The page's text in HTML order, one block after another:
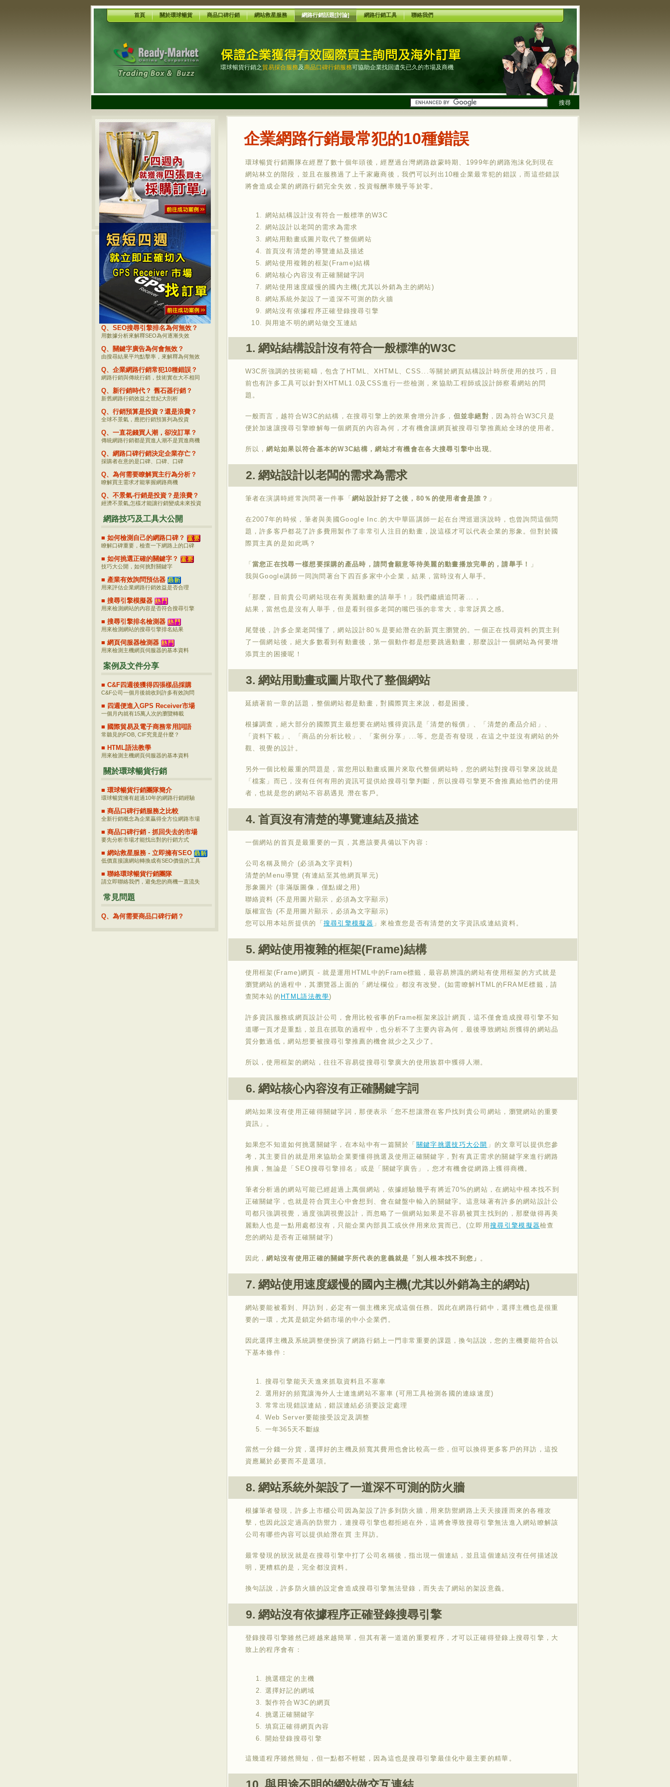
首頁 關於環球暢貨 商品口碑行銷 網站救星服務 網路行銷話題[討論] 網路行銷工具 聯絡我們
環球暢貨行銷之 貿易採合服務及商品口碑行銷服務可協助企業找回遺失已久的市場及商機
搜尋
企業網路行銷最常犯的10種錯誤
環球暢貨行銷團隊在經歷了數十個年頭後，經歷過台灣網路啟蒙時期、1999年的網路泡沫化到現在
網站林立的階段，並且在服務過了上千家廠商後，我們可以列出10種企業最常犯的錯誤，而這些錯誤
將會造成企業的網路行銷完全失效，投資報酬率幾乎等於零。
網站結構設計沒有符合一般標準的W3C
網站設計以老闆的需求為需求
網站用動畫或圖片取代了整個網站
首頁沒有清楚的導覽連結及描述
網站使用複雜的框架(Frame)結構
網站核心內容沒有正確關鍵字詞
網站使用速度緩慢的國內主機(尤其以外銷為主的網站)
網站系統外架設了一道深不可測的防火牆
網站沒有依據程序正確登錄搜尋引擎
與用途不明的網站做交互連結
1. 網站結構設計沒有符合一般標準的W3C
W3C所強調的技術範疇，包含了HTML、XHTML、CSS...等關於網頁結構設計時所使用的技巧，目
前也有許多工具可以針對XHTML1.0及CSS進行一些檢測，來協助工程師或設計師察看網站的問
題。
一般而言，越符合W3C的結構，在搜尋引擎上的效果會增分許多， 但並非絕對 ，因為符合W3C只是
便於加速讓搜尋引擎瞭解每一個網頁的內容為何，才有機會讓網頁被搜尋引擎推薦給全球的使用者。
所以，網站如果以符合基本的W3C結構，網站才有機會在各大搜尋引擎中出現。
2. 網站設計以老闆的需求為需求
筆者在演講時經常詢問著一件事「 網站設計好了之後，80％的使用者會是誰？ 」
在2007年的時候，筆者與美國Google Inc.的大中華區講師一起在台灣巡迴演說時，也曾詢問這個問
題，許多客戶都花了許多費用製作了非常引人注目的動畫，說這樣才可以代表企業的形象。但對於國
際買主真的是如此嗎？
「 當您正在找尋一樣想要採購的產品時，請問會願意等待美麗的動畫播放完畢的，請舉手！
」
我與Google講師一同詢問著台下四百多家中小企業，結果，當時沒有人舉手。
「那麼，目前貴公司網站現在有美麗動畫的請舉手！」我們繼續追問著...，
結果，當然也是沒有人舉手，但是看到很多老闆的嘴巴張的非常大，非常訝異之感。
尾聲後，許多企業老闆懂了，網站設計80％是要給潛在的新買主瀏覽的。一個正在找尋資料的買主到
了一個網站後，絕大多數看到有動畫後，第一個動作都是想要跳過動畫，那麼設計一個網站為何要增
添買主的困擾呢！
3. 網站用動畫或圖片取代了整個網站
延續著前一章的話題，整個網站都是動畫，對國際買主來說，都是困擾。
根據調查，絕大部分的國際買主最想要在網站獲得資訊是「清楚的報價」、「清楚的產品介紹」、
「資料下載」、「商品的分析比較」、「案例分享」...等。您是否有發現，在這之中並沒有網站的外
觀、視覺的設計。
另外一個比較嚴重的問題是，當您用以動畫或圖片來取代整個網站時，您的網站對搜尋引擎來說就是
「檔案」而已，沒有任何有用的資訊可提供給搜尋引擎判斷，所以搜尋引擎更不會推薦給他們的使用
者，也就是您的網站不容易遇見 潛在客戶。
4. 首頁沒有清楚的導覽連結及描述
一個網站的首頁是最重要的一頁，其應該要具備以下內容：
公司名稱及簡介 (必須為文字資料)
清楚的Menu導覽 (有連結至其他網頁單元)
形象圖片 (非滿版圖像，僅點綴之用)
聯絡資料 (不是用圖片顯示，必須為文字顯示)
版權宣告 (不是用圖片顯示，必須為文字顯示)
您可以用本站所提供的「 搜尋引擎模擬器 」來檢查您是否有清楚的文字資訊或連結資料。
5. 網站使用複雜的框架(Frame)結構
使用框架(Frame)網頁 - 就是運用HTML中的Frame標籤，最容易辨識的網站有使用框架的方式就是
瀏覽網站的過程中，其瀏覽器上面的「網址欄位」都沒有改變。(如需瞭解HTML的FRAME標籤，請
查閱本站的 HTML語法教學)
許多資訊服務或網頁設計公司，會用比較省事的Frame框架來設計網頁，這不僅會造成搜尋引擎不知
道哪一頁才是重點，並且在抓取的過程中，也分析不了主要內容為何，最後導致網站所獲得的網站品
質分數過低，網站想要被搜尋引擎推薦的機會就少之又少了。
所以，使用框架的網站，往往不容易從搜尋引擎廣大的使用族群中獲得人潮。
6. 網站核心內容沒有正確關鍵字詞
網站如果沒有使用正確得關鍵字詞，那便表示「您不想讓潛在客戶找到貴公司網站，瀏覽網站的重要
資訊」。
如果您不知道如何挑選關鍵字，在本站中有一篇關於「 關鍵字挑選技巧大公開 」的文章可以提供您參
考，其主要目的就是用來協助企業要懂得挑選及使用正確關鍵字，對有真正需求的關鍵字來進行網路
推廣，無論是「SEO搜尋引擎排名」或是「關鍵字廣告」，您才有機會從網路上獲得商機。
筆者分析過的網站可能已經超過上萬個網站，依據經驗幾乎有將近70%的網站，在網站中根本找不到
正確關鍵字，也就是符合買主心中會想到、會在鍵盤中輸入的關鍵字。這意味著有許多的網站設計公
司都只強調視覺，過度強調視覺設計，而忽略了一個網站如果是不容易被買主找到的，那麼做得再美
麗動人也是一點用處都沒有，只能企業內部員工或伙伴用來欣賞而已。(立即用 搜尋引擎模擬器檢查
您的網站是否有正確關鍵字)
因此，網站沒有使用正確的關鍵字所代表的意義就是「別人根本找不到您」 。
7. 網站使用速度緩慢的國內主機(尤其以外銷為主的網站)
網站要能被看到、拜訪到，必定有一個主機來完成這個任務。因此在網路行銷中，選擇主機也是很重
要的一環，尤其是鎖定外銷市場的中小企業們。
因此選擇主機及系統調整便扮演了網路行銷上一門非常重要的課題，換句話說，您的主機要能符合以
下基本條件：
搜尋引擎能天天進來抓取資料且不塞車
選用好的頻寬讓海外人士連進網站不塞車 (可用工具檢測各國的連線速度)
常常出現錯誤連結，錯誤連結必須要設定處理
Web Server要能接受設定及調整
一年365天不斷線
當然一分錢一分貨，選擇好的主機及頻寬其費用也會比較高一些，但可以換得更多客戶的拜訪，這投
資應屬於必要而不是選項。
8. 網站系統外架設了一道深不可測的防火牆
根據筆者發現，許多上市櫃公司因為架設了許多到防火牆，用來防禦網路上天天接踵而來的各種攻
擊，也因此設定過高的防禦力，連搜尋引擎也都拒絕在外，這將會導致搜尋引擎無法進入網站瞭解該
公司有哪些內容可以提供給潛在買 主拜訪。
最常發現的狀況就是在搜尋引擎中打了公司名稱後，指出現一個連結，並且這個連結沒有任何描述說
明，更糟糕的是，完全都沒資料。
換句話說，許多防火牆的設定會造成搜尋引擎無法登錄，而失去了網站的架設意義。
9. 網站沒有依據程序正確登錄搜尋引擎
登錄搜尋引擎雖然已經越來越簡單，但其有著一道道的重要程序，才可以正確得登錄上搜尋引擎，大
致上的程序會有：
挑選穩定的主機
選擇好記的網域
製作符合W3C的網頁
挑選正確關鍵字
填寫正確得網頁內容
開始登錄搜尋引擎
這幾道程序雖然簡短，但一點都不輕鬆，因為這也是搜尋引擎最佳化中最主要的精華。
熱門網路行銷話題
Q、何評估商品網路行銷的價值？
網路行銷後到底要看哪些數據？
Q、企業網路行銷必須追蹤的事？
重要網路行銷觀念分享，您一定要瞭解
Q、影響SEO的參數究竟有哪些？
參考坊間資料？不如直接看Google公開的
Q、SEO搜尋引擎排名為何無效？
用數據分析來解釋SEO為何逐漸失效
Q、關鍵字廣告為何會無效？
由搜尋結果平均點擊率，來解釋為何無效
Q、企業網路行銷常犯10種錯誤？
網路行銷與傳統行銷，技術實在大不相同
Q、新行銷時代？ 舊石器行銷？
新舊網路行銷效益之世紀大剖析
Q、行銷預算是投資？還是浪費？
全球不景氣，應把行銷預算列為投資
Q、一直花錢買人潮，卻沒訂單？
傳統網路行銷都是買進人潮不是買進商機
Q、網路口碑行銷決定企業存亡？
採購者在意的是口碑、口碑、口碑
Q、為何需要瞭解買主行為分析？
瞭解買主需求才能掌握網路商機
Q、不景氣-行銷是投資？是浪費？
經濟不景氣,怎樣才能讓行銷變成未來投資
網路技巧及工具大公開
■ 如何檢測自己的網路口碑？
瞭解口碑重要，檢查一下網路上的口碑
■ 如何挑選正確的關鍵字？
技巧大公開，如何挑對關鍵字
■ 產業有效詢問預估器
用來評估企業網路行銷效益是否合理
■ 搜尋引擎模擬器
用來檢測網站的內容是否符合搜尋引擎
■ 搜尋引擎排名檢測器
用來檢測網站的搜尋引擎排名結果
■ 網頁伺服器檢測器
用來檢測主機網頁伺服器的基本資料
案例及文件分享
■ C&F四週後獲得四張樣品採購
C&F公司一個月後就收到許多有效詢問
■ 四週便進入GPS Receiver市場
一個月內就有15萬人次的瀏覽轉載
■ 國際貿易及電子商務常用詞語
常聽見的FOB, CIF究竟是什麼？
■ HTML語法教學
用來檢測主機網頁伺服器的基本資料
關於環球暢貨行銷
■ 環球暢貨行銷團隊簡介
環球暢貨擁有超過10年的網路行銷經驗
■ 商品口碑行銷服務之比較
全新行銷概念為企業贏得全方位網路市場
■ 商品口碑行銷 - 抓回失去的市場
要先分析市場才能找出對的行銷方式
■ 網站救星服務 - 立即擁有SEO
低價直接讓網站轉換成有SEO價值的工具
■ 聯絡環球暢貨行銷團隊
請立即聯絡我們，避免您的商機一直流失
常見問題
Q、為何需要商品口碑行銷？